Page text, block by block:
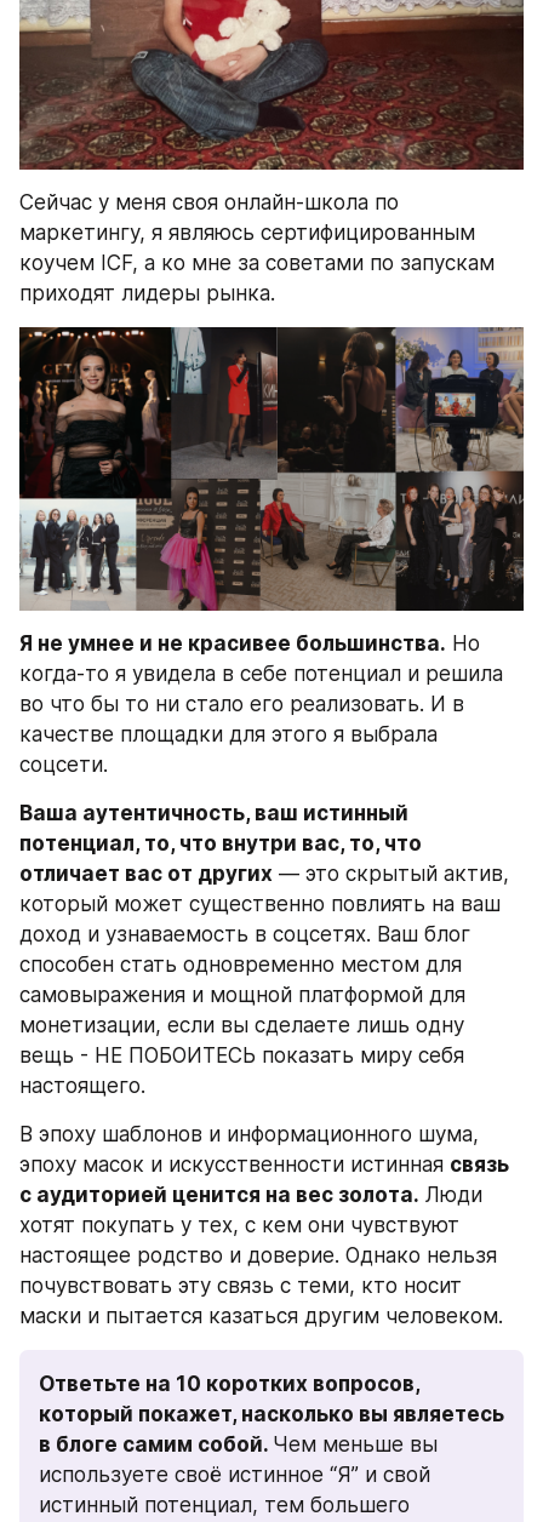
Сейчас у меня своя онлайн-школа по
маркетингу, я являюсь сертифицированным
коучем ICF, а ко мне за советами по запускам
приходят лидеры рынка.
Я не умнее и не красивее большинства. Но
когда-то я увидела в себе потенциал и решила
во что бы то ни стало его реализовать. И в
качестве площадки для этого я выбрала
соцсети.
Ваша аутентичность, ваш истинный
потенциал, то, что внутри вас, то, что
отличает вас от других — это скрытый актив,
который может существенно повлиять на ваш
доход и узнаваемость в соцсетях. Ваш блог
способен стать одновременно местом для
самовыражения и мощной платформой для
монетизации, если вы сделаете лишь одну
вещь - НЕ ПОБОИТЕСЬ показать миру себя
настоящего.
В эпоху шаблонов и информационного шума,
эпоху масок и искусственности истинная связь
с аудиторией ценится на вес золота. Люди
хотят покупать у тех, с кем они чувствуют
настоящее родство и доверие. Однако нельзя
почувствовать эту связь с теми, кто носит
маски и пытается казаться другим человеком.
Ответьте на 10 коротких вопросов,
который покажет, насколько вы являетесь
в блоге самим собой. Чем меньше вы
используете своё истинное “Я” и свой
истинный потенциал, тем большего